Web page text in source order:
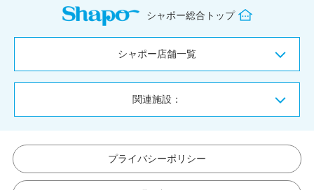
シャポー総合トップ
シャポー店舗一覧
関連施設：
プライバシーポリシー